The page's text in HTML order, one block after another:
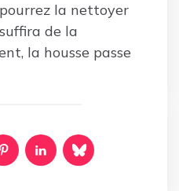
la nettoyer
de la
la housse passe